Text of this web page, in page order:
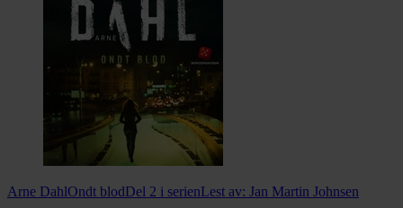
Arne DahlOndt blodDel 2 i serienLest av: Jan Martin Johnsen